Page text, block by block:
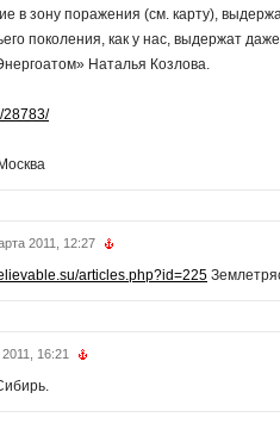
в зону поражения (см. карту),
поколения, как у нас, выдержат
Наталья Козлова.
28783/
2011, 12:27
articles.php?id=225
16:21